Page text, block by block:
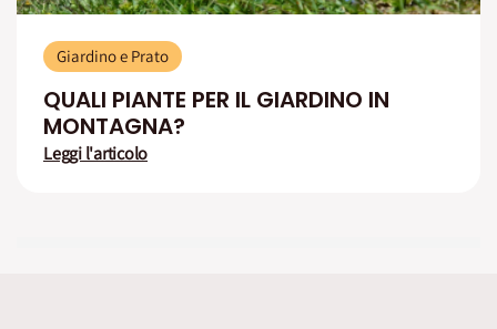
Giardino e Prato
QUALI PIANTE PER IL GIARDINO IN
MONTAGNA?
Leggi l'articolo